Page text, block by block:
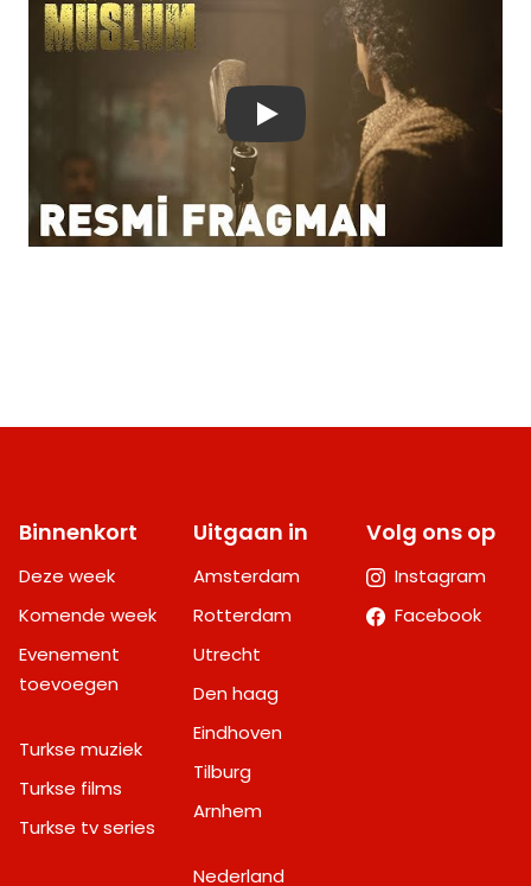
Play
Binnenkort
Deze week
Komende week
Evenement
toevoegen
Turkse muziek
Turkse films
Turkse tv series
Uitgaan in
Amsterdam
Rotterdam
Utrecht
Den haag
Eindhoven
Tilburg
Arnhem
Nederland
Volg ons op
Instagram
Facebook